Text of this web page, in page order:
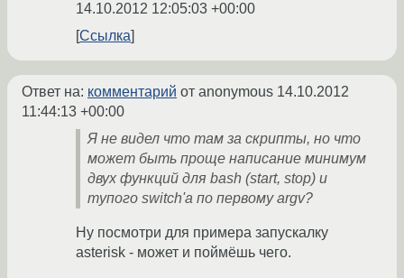
14.10.2012 12:05:03 +00:00
Ссылка
Ответ на: комментарий от anonymous 14.10.2012
11:44:13 +00:00
Я не видел что там за скрипты, но что
может быть проще написание минимум
двух функций для bash (start, stop) и
тупого switch'а по первому argv?
Ну посмотри для примера запускалку
asterisk - может и поймёшь чего.